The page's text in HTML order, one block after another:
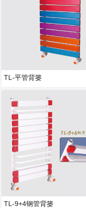
TL-平管背篓
TL-9+4钢管背篓